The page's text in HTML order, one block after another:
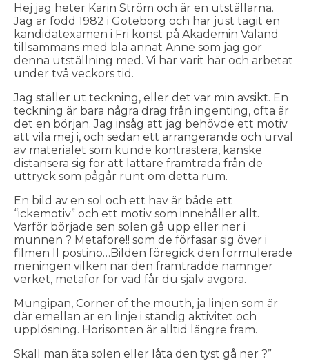
Hej jag heter Karin Ström och är en utställarna.
Jag är född 1982 i Göteborg och har just tagit en
kandidatexamen i Fri konst på Akademin Valand
tillsammans med bla annat Anne som jag gör
denna utställning med. Vi har varit här och arbetat
under två veckors tid.
Jag ställer ut teckning, eller det var min avsikt. En
teckning är bara några drag från ingenting, ofta är
det en början. Jag insåg att jag behövde ett motiv
att vila mej i, och sedan ett arrangerande och urval
av materialet som kunde kontrastera, kanske
distansera sig för att lättare framträda från de
uttryck som pågår runt om detta rum.
En bild av en sol och ett hav är både ett
“ickemotiv” och ett motiv som innehåller allt.
Varför började sen solen gå upp eller ner i
munnen ? Metafore!! som de förfasar sig över i
filmen Il postino…Bilden föregick den formulerade
meningen vilken när den framträdde namnger
verket, metafor för vad får du själv avgöra.
Mungipan, Corner of the mouth, ja linjen som är
där emellan är en linje i ständig aktivitet och
upplösning. Horisonten är alltid längre fram.
Skall man äta solen eller låta den tyst gå ner ?”